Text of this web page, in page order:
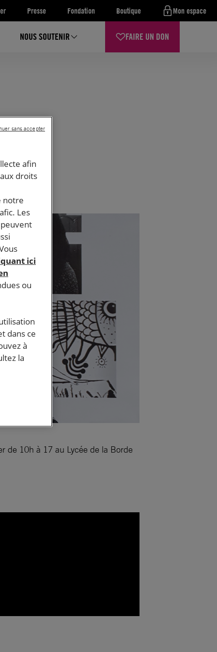
Presse Fondation Boutique Mon espace
NOUS SOUTENIR FAIRE UN DON
de 10h à 17 au Lycée de la Borde
afin
droits
notre
Les
ici
ou
dans ce
à
la
sans accepter